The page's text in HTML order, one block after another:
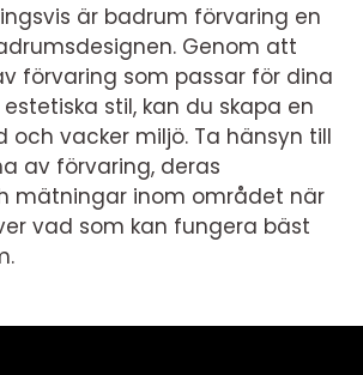
är badrum förvaring en
Genom att
förvaring som passar för dina
stil, kan du skapa en
och vacker miljö. Ta hänsyn till
av förvaring, deras
mätningar inom området när
vad som kan fungera bäst